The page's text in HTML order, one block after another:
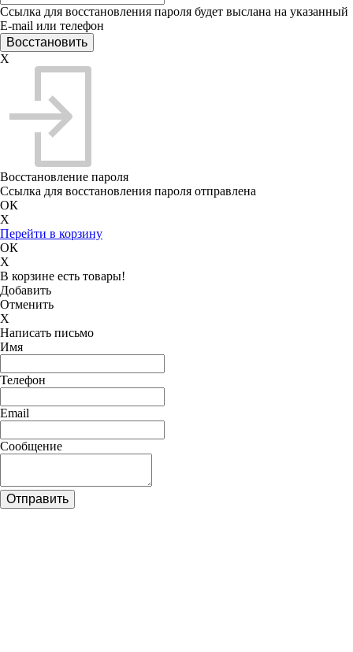
Ссылка для восстановления пароля будет выслана на указанный
E-mail или телефон
X
Восстановление пароля
Ссылка для восстановления пароля отправлена
ОК
X
Перейти в корзину
ОК
X
В корзине есть товары!
Добавить
Отменить
X
Написать письмо
Имя
Телефон
Email
Сообщение